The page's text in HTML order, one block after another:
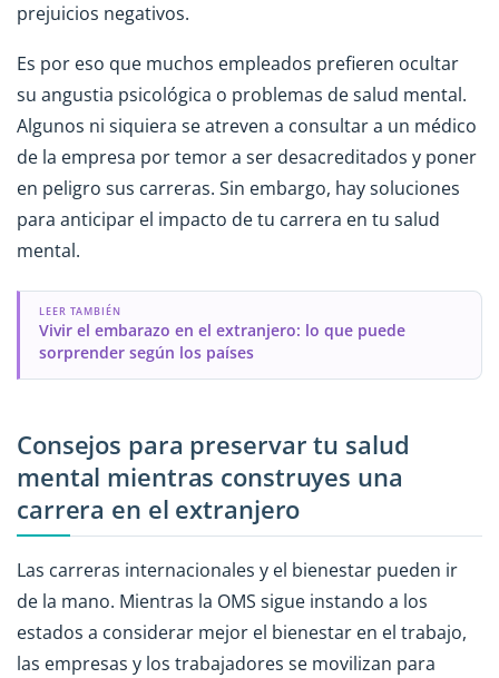
prejuicios negativos.
Es por eso que muchos empleados prefieren ocultar
su angustia psicológica o problemas de salud mental.
Algunos ni siquiera se atreven a consultar a un médico
de la empresa por temor a ser desacreditados y poner
en peligro sus carreras. Sin embargo, hay soluciones
para anticipar el impacto de tu carrera en tu salud
mental.
LEER TAMBIÉN
Vivir el embarazo en el extranjero: lo que puede
sorprender según los países
Consejos para preservar tu salud
mental mientras construyes una
carrera en el extranjero
Las carreras internacionales y el bienestar pueden ir
de la mano. Mientras la OMS sigue instando a los
estados a considerar mejor el bienestar en el trabajo,
las empresas y los trabajadores se movilizan para